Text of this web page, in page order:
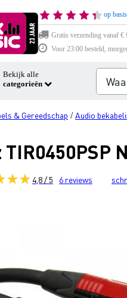
op
Gratis verzending vanaf €
Voor 23:00 besteld,
Bekijk alle
categorieën
& Gereedschap /Audio
TIR0450PSP
4,8 / 5 6reviews